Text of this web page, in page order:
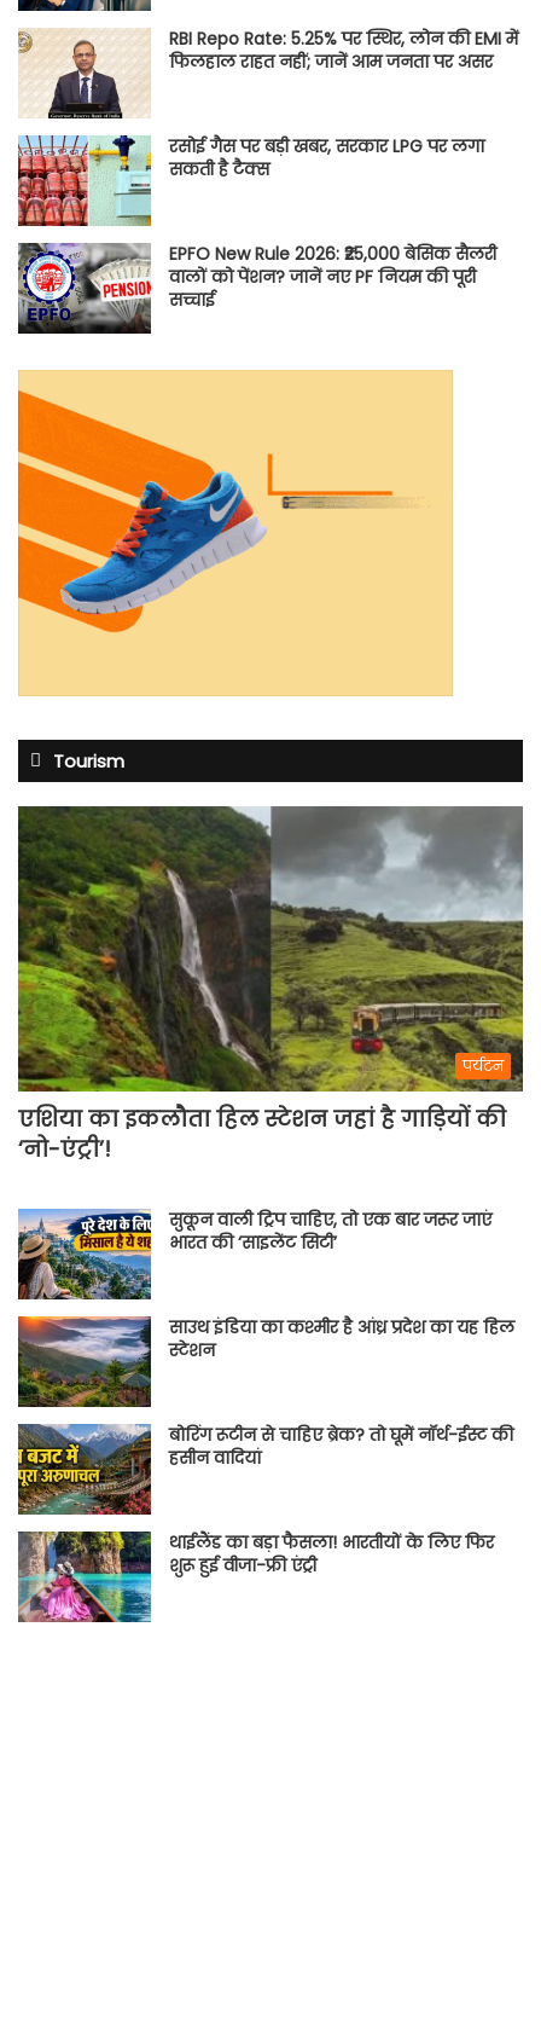
RBI Repo Rate: 5.25% पर स्थिर, लोन की EMI में
फिलहाल राहत नहीं; जानें आम जनता पर असर
रसोई गैस पर बड़ी खबर, सरकार LPG पर लगा
सकती है टैक्स
EPFO New Rule 2026: ₹25,000 बेसिक सैलरी
वालों को पेंशन? जानें नए PF नियम की पूरी
सच्चाई
Tourism
पर्यटन
एशिया का इकलौता हिल स्टेशन जहां है गाड़ियों की
‘नो-एंट्री’!
सुकून वाली ट्रिप चाहिए, तो एक बार जरूर जाएं
भारत की ‘साइलेंट सिटी’
साउथ इंडिया का कश्मीर है आंध्र प्रदेश का यह हिल
स्टेशन
बोरिंग रूटीन से चाहिए ब्रेक? तो घूमें नॉर्थ-ईस्ट की
हसीन वादियां
थाईलैंड का बड़ा फैसला! भारतीयों के लिए फिर
शुरू हुई वीजा-फ्री एंट्री